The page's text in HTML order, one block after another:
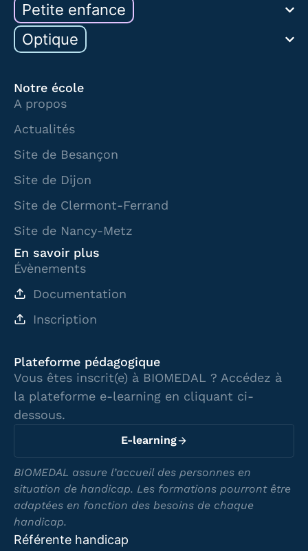
Petite enfance
Optique
Notre école
A propos
Actualités
Site de Besançon
Site de Dijon
Site de Clermont-Ferrand
Site de Nancy-Metz
En savoir plus
Évènements
Documentation
Inscription
Plateforme pédagogique
Vous êtes inscrit(e) à BIOMEDAL ? Accédez à
la plateforme e-learning en cliquant ci-
dessous.
E-learning
BIOMEDAL assure l’accueil des personnes en
situation de handicap. Les formations pourront être
adaptées en fonction des besoins de chaque
handicap.
Référente handicap